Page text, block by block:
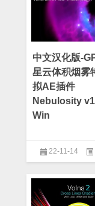
中文汉化版-
星云体积烟雾
拟AE插件
Nebulosity
Win
22-11-14